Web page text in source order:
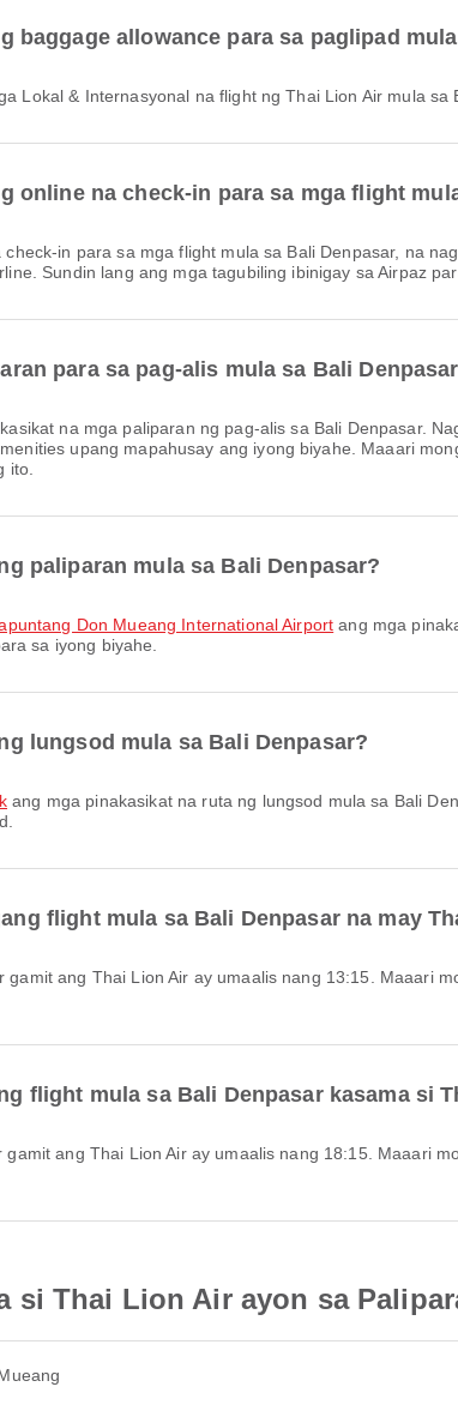
baggage allowance para sa paglipad
Lokal & Internasyonal na flight ng Thai Lion Air mula
online na check-in para sa mga flight
Sundin lang ang mga tagubiling ibinigay sa Airpaz
para sa pag-alis mula sa Bali
na mga paliparan ng pag-alis sa Bali Denpasar.
upang mapahusay ang iyong biyahe. Maaari
ito.
paliparan mula sa Bali Denpasar?
Don Mueang International Airport ang mga
sa iyong biyahe.
lungsod mula sa Bali Denpasar?
ang mga pinakasikat na ruta ng lungsod mula sa Bali
flight mula sa Bali Denpasar na may
flight mula sa Bali Denpasar kasama si
si Thai Lion Air ayon sa